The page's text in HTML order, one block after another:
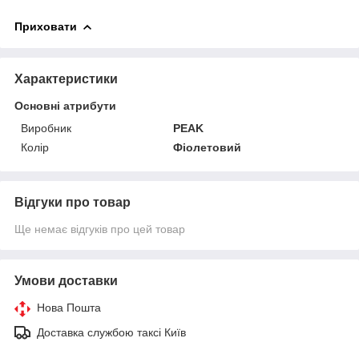
Приховати
Характеристики
Основні атрибути
Виробник
PEAK
Колір
Фіолетовий
Відгуки про товар
Ще немає відгуків про цей товар
Умови доставки
Нова Пошта
Доставка службою таксі Київ